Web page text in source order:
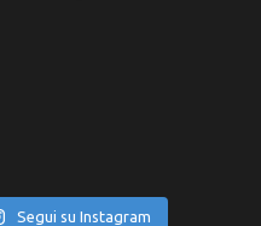
Segui su Instagram